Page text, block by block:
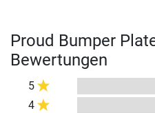
Proud Bumper
Bewertungen
5
4